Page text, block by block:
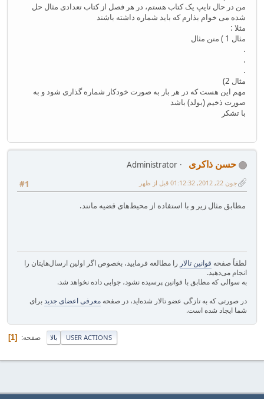
من در حال تایپ یک کتاب هستم، در هر فصل از کتاب تعدادی مثال حل
شده می خوام بذارم که باید شماره داشته باشند
مثلا :
مثال 1 ) متن مثال
.
.
.
مثال 2)
مهم این هست که در هر بار به صورت خودکار شماره گذاری شود و به
صورت ذخیم (بولد) باشد
با تشکر
حسن ذاکری
Administrator
#1
جون 22, 2012, 01:12:32 قبل از ظهر
مطابق مثال زیر و با استفاده از محیط‌های قضیه مانند.
لطفاً صفحه قوانین تالار را مطالعه فرمایید، بخصوص اگر اولین ارسال‌هایتان را
انجام می‌دهید.
به سوالی که مطابق با قوانین پرسیده نشود، جوابی داده نخواهد شد.
در صورتی که به تازگی عضو تالار شده‌اید، در صفحه معرفی اعضای جدیدبرای
شما ایجاد شده است.
بالا صفحه 1 USER ACTIONS